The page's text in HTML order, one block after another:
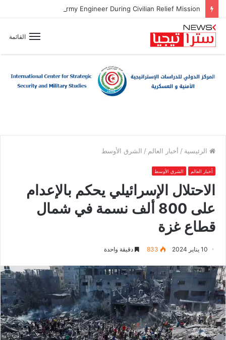
القائمة
الرئيسية / أخبار العالم / الشرق الأوسط
أخبار العالم الشرق الأوسط
الاحتلال الإسرائيلي يحكم بالإعدام
على 800 ألف نسمة في شمال
قطاع غزة
10 يناير 2024 833 دقيقة واحدة